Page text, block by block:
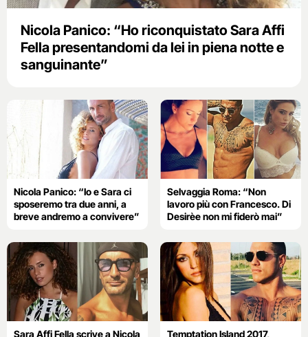
Nicola Panico: “Ho riconquistato Sara Affi
Fella presentandomi da lei in piena notte e
sanguinante”
Nicola Panico: “Io e Sara ci
sposeremo tra due anni, a
breve andremo a convivere”
Selvaggia Roma: “Non
lavoro più con Francesco. Di
Desirèe non mi fiderò mai”
Sara Affi Fella scrive a Nicola
Temptation Island 2017,